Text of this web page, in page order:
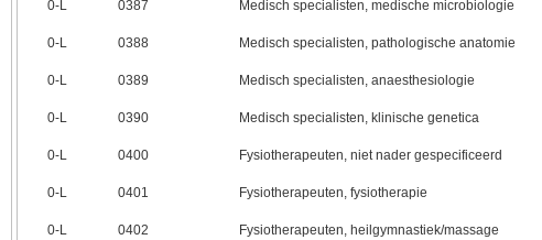
0‑L 0387 Medisch specialisten, medische microbiologie
0‑L 0388 Medisch specialisten, pathologische anatomie
0‑L 0389 Medisch specialisten, anaesthesiologie
0‑L 0390 Medisch specialisten, klinische genetica
0‑L 0400 Fysiotherapeuten, niet nader gespecificeerd
0‑L 0401 Fysiotherapeuten, fysiotherapie
0‑L 0402 Fysiotherapeuten, heilgymnastiek/massage